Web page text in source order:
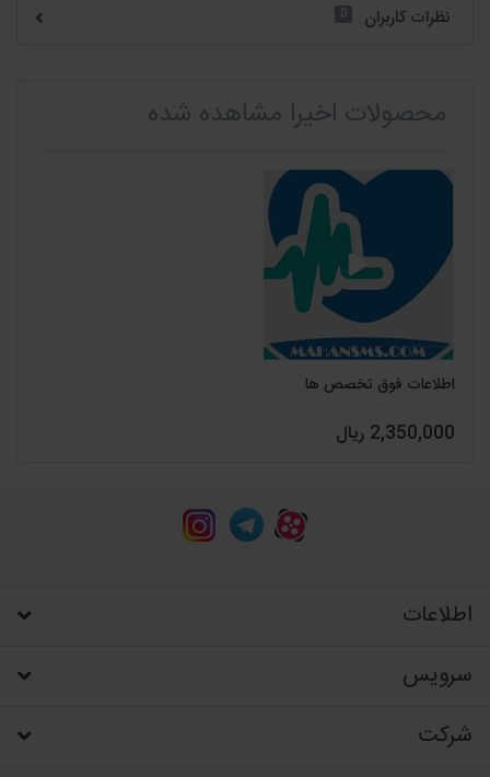
نظرات کاربران
0
محصولات اخیرا مشاهده شده
اطلاعات فوق تخصص ها
2,350,000 ریال
اطلاعات
سرویس
شرکت